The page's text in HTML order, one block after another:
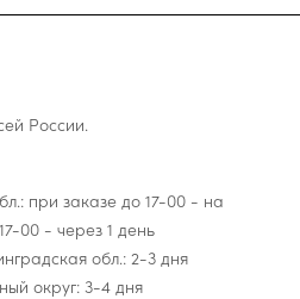
России.
при заказе до 17-00 - на
00 - через 1 день
обл.: 2-3 дня
округ: 3-4 дня